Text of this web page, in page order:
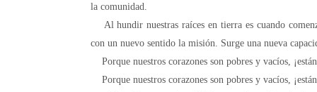
la comunidad.
Al hundir nuestras raíces en tierra es cuando
con un nuevo sentido la misión. Surge una nueva
Porque nuestros corazones son pobres y vacíos,
Porque nuestros corazones son pobres y vacíos,